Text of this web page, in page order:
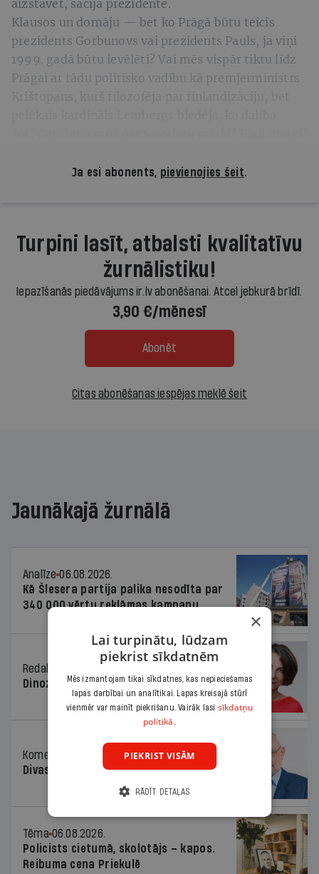
aizstāvēt, sacīja prezidente.
Klausos un domāju — bet ko Prāgā būtu teicis
prezidents Gorbunovs vai prezidents Pauls, ja viņi
1999. gadā būtu ievēlēti? Vai mēs vispār tiktu līdz
Prāgai ar tādu politisko vadību kā premjerministrs
Krištopans, kurš filozofēja par finlandizāciju, bet
Ja esi abonents, pievienojies šeit.
Turpini lasīt, atbalsti kvalitatīvu
žurnālistiku!
Iepazīšanās piedāvājums ir.lv abonēšanai. Atcel jebkurā brīdī.
3,90 €/mēnesī
Abonēt
Citas abonēšanas iespējas meklē šeit
Jaunākajā žurnālā
Analīze 06.08.2026.
Kā Šlesera partija palika nesodīta par
340 000 vērtu reklāmas kampaņu
Redaktores sleja
Dinozaura triks
Komentārs
06.08.2026.
Divas koalīcijas
Tēma 06.08.2026.
Policists cietumā, skolotājs – kapos.
Reibuma cena Priekulē
×
Lai turpinātu, lūdzam
piekrist sīkdatnēm
Mēs izmantojam tikai sīkdatnes, kas nepieciešamas
lapas darbībai un analītikai. Lapas kreisajā stūrī
vienmēr var mainīt piekrišanu. Vairāk lasi sīkdatņu
politikā.
PIEKRIST VISĀM
RĀDĪT DETAĻAS